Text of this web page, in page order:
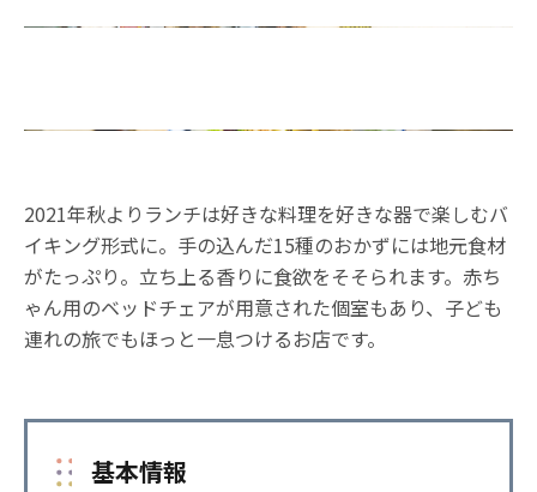
2021年秋よりランチは好きな料理を好きな器で楽しむバ
イキング形式に。手の込んだ15種のおかずには地元食材
がたっぷり。立ち上る香りに食欲をそそられます。赤ち
ゃん用のベッドチェアが用意された個室もあり、子ども
連れの旅でもほっと一息つけるお店です。
基本情報